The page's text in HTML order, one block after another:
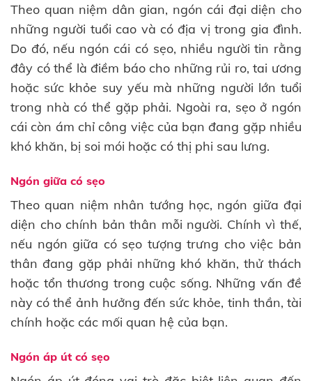
Theo quan niệm dân gian, ngón cái đại diện cho
những người tuổi cao và có địa vị trong gia đình.
Do đó, nếu ngón cái có sẹo, nhiều người tin rằng
đây có thể là điềm báo cho những rủi ro, tai ương
hoặc sức khỏe suy yếu mà những người lớn tuổi
trong nhà có thể gặp phải. Ngoài ra, sẹo ở ngón
cái còn ám chỉ công việc của bạn đang gặp nhiều
khó khăn, bị soi mói hoặc có thị phi sau lưng.
Ngón giữa có sẹo
Theo quan niệm nhân tướng học, ngón giữa đại
diện cho chính bản thân mỗi người. Chính vì thế,
nếu ngón giữa có sẹo tượng trưng cho việc bản
thân đang gặp phải những khó khăn, thử thách
hoặc tổn thương trong cuộc sống. Những vấn đề
này có thể ảnh hưởng đến sức khỏe, tinh thần, tài
chính hoặc các mối quan hệ của bạn.
Ngón áp út có sẹo